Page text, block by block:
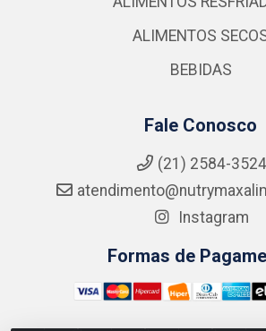
ALIMENTOS
BEBIDAS
Fale Conosco
(21) 2584-3524
Instagram
Formas de